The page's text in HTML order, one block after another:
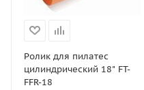
Ролик для пилатес
цилиндрический 18" FT-
FFR-18